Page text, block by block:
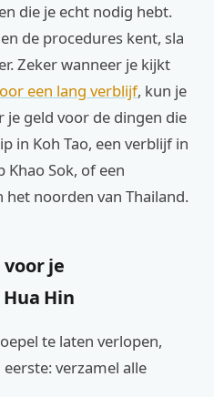
die je echt nodig hebt.
de procedures kent, sla
Zeker wanneer je kijkt
een lang verblijf, kun je
je geld voor de dingen die
in Koh Tao, een verblijf in
Sok, of een
noorden van Thailand.
je
Hin
te laten verlopen,
verzamel alle